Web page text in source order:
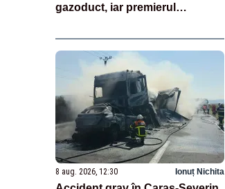
gazoduct, iar premierul
de Securitate
8 aug. 2026, 12:30 Ionuț Nichita